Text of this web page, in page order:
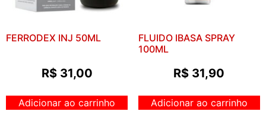
FERRODEX INJ 50ML
R$31,00
Adicionar ao carrinho
FLUIDO IBASA SPRAY
100ML
R$ 31,90
Adicionar ao carrinho